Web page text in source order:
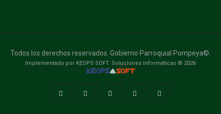
Todos los derechos reservados. Gobierno Parroquial Pompeya©.
Implementado por KEOPS SOFT. Soluciones Informáticas © 2026